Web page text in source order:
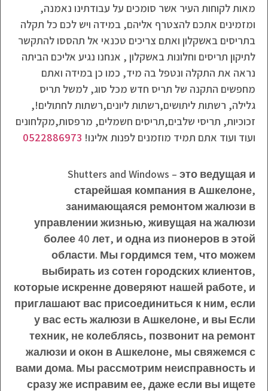
מאות לקוחות העיר אשר סומכים על עבודתינו נאמנה,
ומזמינים אתכם להצטרף אליהם, במידה ויש לכם כל תקלה
בתריסים באשקלון ואתם צריכים טכנאי אל תהססו להתקשר
לתיקון תריסים וחלונות באשקלון , אנחנו נגיע אליכם הביתה
נראה את התקלה ונטפל בה מיד, כמו כן במידה ואתם
מחפשים התקנה של תריס חדש מכל סוג, למשל תריס
גלילה, רשתות ליתושים,רשתות ליונים,רשתות לחתולים!,
זכוכיות, תריסי שלבים,תריסים חשמלים, מרפסות,מקלחונים
ועוד ועוד אתם תמיד מוזמנים לפנות אלינו! 0522886973
Shutters and Windows – это ведущая и
старейшая компания в Ашкелоне,
занимающаяся ремонтом жалюзи в
управлении жизнью, живущая на жалюзи
более 40 лет, и одна из пионеров в этой
области. Мы гордимся тем, что можем
выбирать из сотен городских клиентов,
которые искренне доверяют нашей работе, и
приглашают вас присоединиться к ним, если
у вас есть жалюзи в Ашкелоне, и вы Если
техник, не колеблясь, позвонит на ремонт
жалюзи и окон в Ашкелоне, мы свяжемся с
вами дома. Мы рассмотрим неисправность и
сразу же исправим ее, даже если вы ищете